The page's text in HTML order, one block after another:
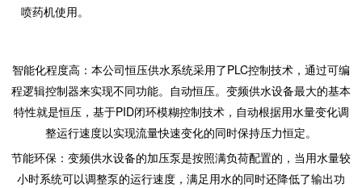
喷药机使用。
智能化程度高：本公司恒压供水系统采用了PLC控制技术，通过可编
程逻辑控制器来实现不同功能。自动恒压。变频供水设备最大的基本
特性就是恒压，基于PID闭环模糊控制技术，自动根据用水量变化调
整运行速度以实现流量快速变化的同时保持压力恒定。
节能环保：变频供水设备的加压泵是按照满负荷配置的，当用水量较
小时系统可以调整泵的运行速度，满足用水的同时还降低了输出功